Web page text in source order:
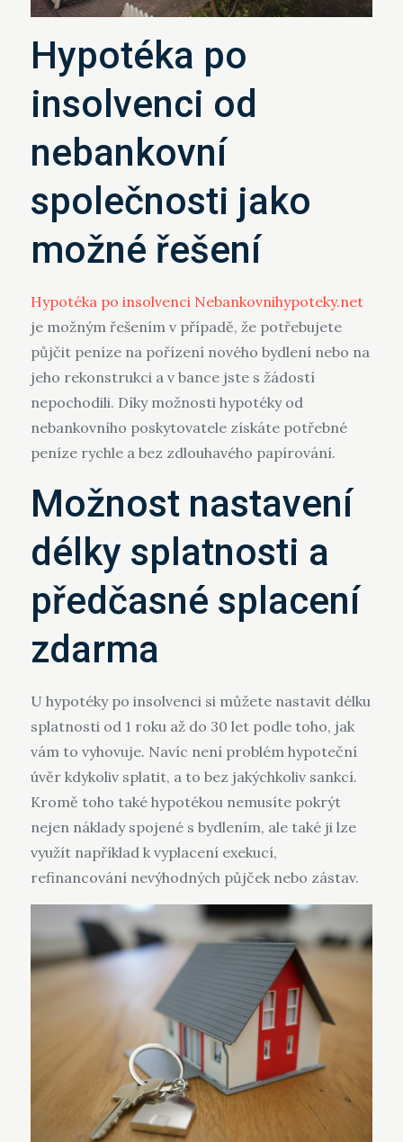
Hypotéka po
insolvenci od
nebankovní
společnosti jako
možné řešení
Hypotéka po insolvenci Nebankovnihypoteky.net
je možným řešením v případě, že potřebujete
půjčit peníze na pořízení nového bydlení nebo na
jeho rekonstrukci a v bance jste s žádostí
nepochodili. Díky možnosti hypotéky od
nebankovního poskytovatele získáte potřebné
peníze rychle a bez zdlouhavého papírování.
Možnost nastavení
délky splatnosti a
předčasné splacení
zdarma
U hypotéky po insolvenci si můžete nastavit délku
splatnosti od 1 roku až do 30 let podle toho, jak
vám to vyhovuje. Navíc není problém hypoteční
úvěr kdykoliv splatit, a to bez jakýchkoliv sankcí.
Kromě toho také hypotékou nemusíte pokrýt
nejen náklady spojené s bydlením, ale také ji lze
využít například k vyplacení exekucí,
refinancování nevýhodných půjček nebo zástav.